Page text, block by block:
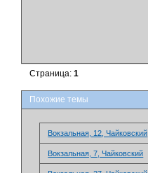
Страница:1
Похожие темы
Вокзальная, 12, Чайковский
Вокзальная, 7, Чайковский